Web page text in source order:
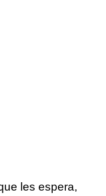
les espera,